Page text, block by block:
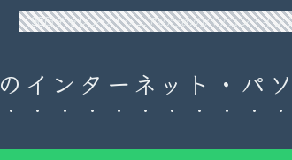
90日チャレンジ！シニアのためのパソコン・イン
インターネット・パ